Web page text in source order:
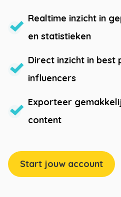
Realtime inzicht in
en statistieken
Direct inzicht in best
influencers
Exporteer
content
Start jouw account